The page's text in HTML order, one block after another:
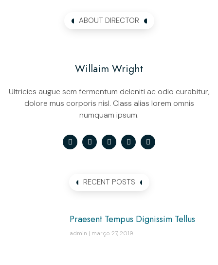
ABOUT DIRECTOR
Willaim Wright
Ultricies augue sem fermentum deleniti ac odio curabitur,
dolore mus corporis nisl. Class alias lorem omnis
numquam ipsum.
RECENT POSTS
Praesent Tempus Dignissim Tellus
admin março 27, 2019